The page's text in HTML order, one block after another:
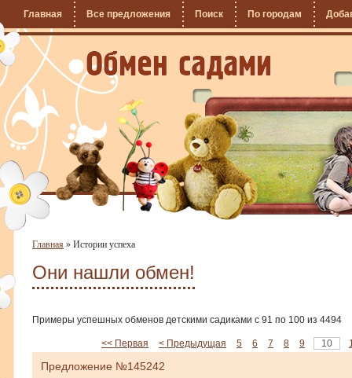
Главная Все предложения Поиск По городам
Главная » Истории успеха
Они нашли обмен!
Примеры успешных обменов детскими садиками с 91 по 100 из 4494
<< Первая < Предыдущая 5 6 7 8 9 10
Предложение №145242